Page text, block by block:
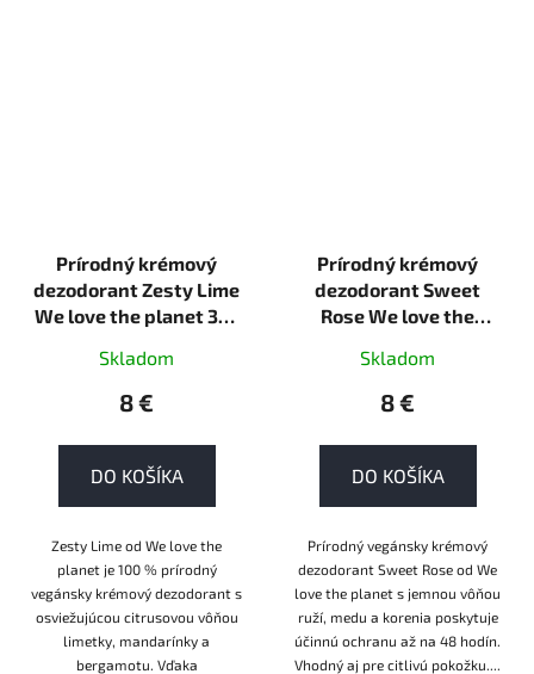
Prírodný krémový
dezodorant Zesty Lime
We love the planet 35g
Skladom
8 €
DO KOŠÍKA
Zesty Lime od We love the
planet je 100 % prírodný
vegánsky krémový dezodorant s
osviežujúcou citrusovou vôňou
limetky, mandarínky a
bergamotu. Vďaka
Prírodný krémový
dezodorant Sweet
Rose We love the
Skladom
8 €
DO KOŠÍKA
Prírodný vegánsky krémový
dezodorant Sweet Rose od We
love the planet s jemnou vôňou
ruží, medu a korenia poskytuje
účinnú ochranu až na 48 hodín.
Vhodný aj pre citlivú pokožku....